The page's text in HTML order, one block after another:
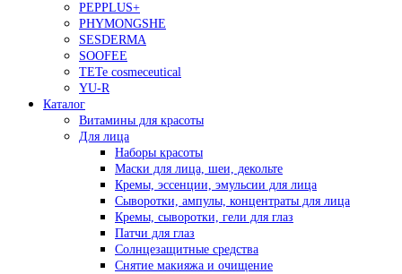
PEPPLUS+
PHYMONGSHE
SESDERMA
SOOFEE
TETe cosmeceutical
YU-R
Каталог
Витамины для красоты
Для лица
Наборы красоты
Маски для лица, шеи, декольте
Кремы, эссенции, эмульсии для лица
Сыворотки, ампулы, концентраты для лица
Кремы, сыворотки, гели для глаз
Патчи для глаз
Солнцезащитные средства
Снятие макияжа и очищение